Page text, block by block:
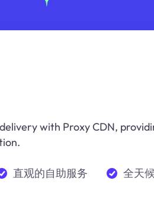
with Proxy CDN,
直观的自助服务 全天